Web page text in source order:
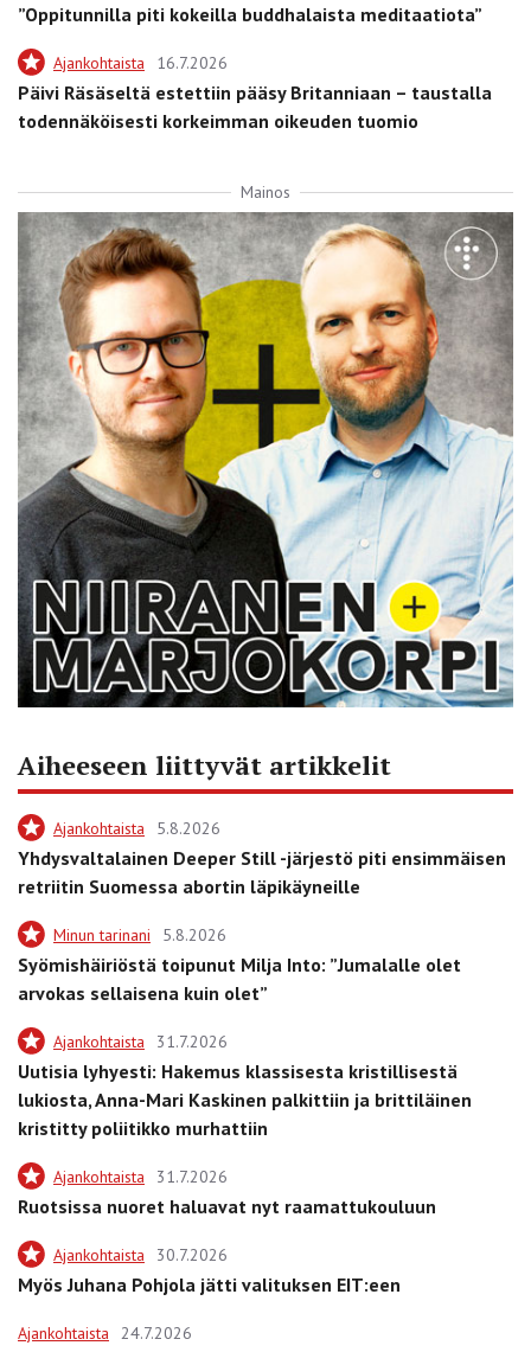
”Oppitunnilla piti kokeilla buddhalaista meditaatiota”
Ajankohtaista 16.7.2026
Päivi Räsäseltä estettiin pääsy Britanniaan – taustalla
todennäköisesti korkeimman oikeuden tuomio
Mainos
Aiheeseen liittyvät artikkelit
Ajankohtaista 5.8.2026
Yhdysvaltalainen Deeper Still -järjestö piti ensimmäisen
retriitin Suomessa abortin läpikäyneille
Minun tarinani 5.8.2026
Syömishäiriöstä toipunut Milja Into: ”Jumalalle olet
arvokas sellaisena kuin olet”
Ajankohtaista 31.7.2026
Uutisia lyhyesti: Hakemus klassisesta kristillisestä
lukiosta, Anna-Mari Kaskinen palkittiin ja brittiläinen
kristitty poliitikko murhattiin
Ajankohtaista 31.7.2026
Ruotsissa nuoret haluavat nyt raamattukouluun
Ajankohtaista 30.7.2026
Myös Juhana Pohjola jätti valituksen EIT:een
Ajankohtaista 24.7.2026